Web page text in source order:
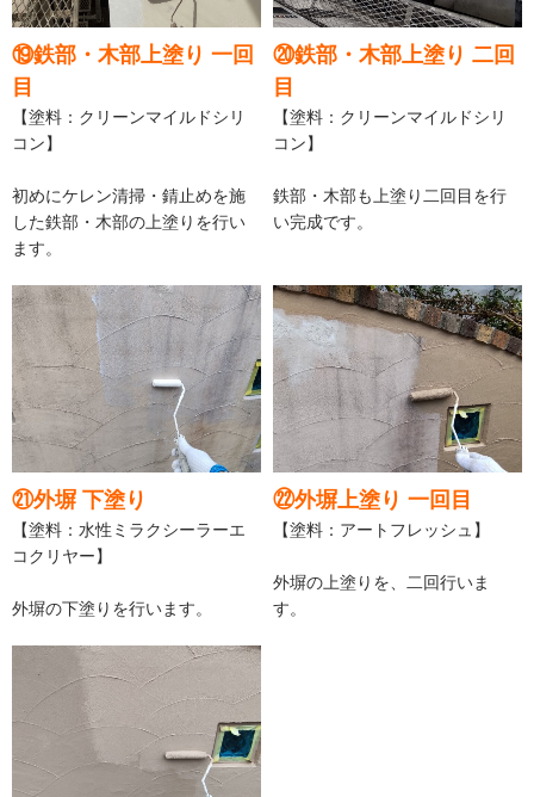
⑲鉄部・木部上塗り 一回
目
【塗料：クリーンマイルドシリ
コン】
初めにケレン清掃・錆止めを施
した鉄部・木部の上塗りを行い
ます。
⑳鉄部・木部上塗り 二回
目
【塗料：クリーンマイルドシリ
コン】
鉄部・木部も上塗り二回目を行
い完成です。
㉑外塀 下塗り
【塗料：水性ミラクシーラーエ
コクリヤー】
外塀の下塗りを行います。
㉒外塀上塗り 一回目
【塗料：アートフレッシュ】
外塀の上塗りを、二回行いま
す。